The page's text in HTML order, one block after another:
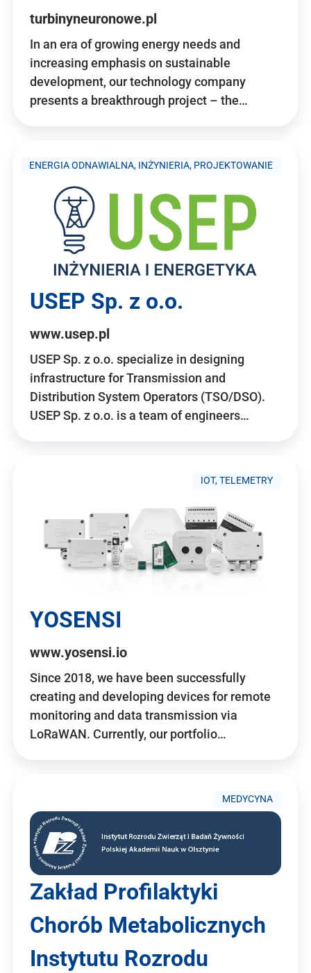
turbinyneuronowe.pl
In an era of growing energy needs and
increasing emphasis on sustainable
development, our technology company
presents a breakthrough project – the…
ENERGIA ODNAWIALNA, INŻYNIERIA, PROJEKTOWANIE
USEP Sp. z o.o.
www.usep.pl
USEP Sp. z o.o. specialize in designing
infrastructure for Transmission and
Distribution System Operators (TSO/DSO).
USEP Sp. z o.o. is a team of engineers…
IOT, TELEMETRY
YOSENSI
www.yosensi.io
Since 2018, we have been successfully
creating and developing devices for remote
monitoring and data transmission via
LoRaWAN. Currently, our portfolio…
MEDYCYNA
Zakład Profilaktyki
Chorób Metabolicznych
Instytutu Rozrodu